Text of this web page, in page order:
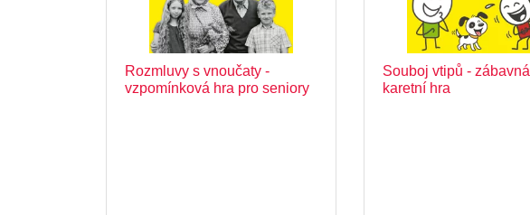
Rozmluvy s vnoučaty -
vzpomínková hra pro seniory
Souboj vtipů - zábavná
karetní hra